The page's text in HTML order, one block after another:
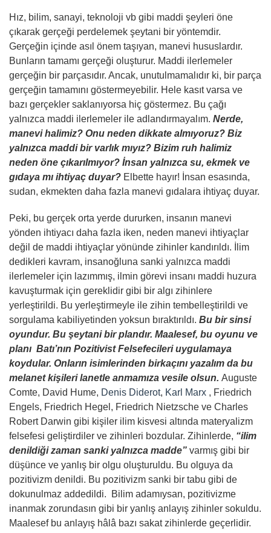
Hız, bilim, sanayi, teknoloji vb gibi maddi şeyleri öne
çıkarak gerçeği perdelemek şeytani bir yöntemdir.
Gerçeğin içinde asıl önem taşıyan, manevi hususlardır.
Bunların tamamı gerçeği oluşturur. Maddi ilerlemeler
gerçeğin bir parçasıdır. Ancak, unutulmamalıdır ki, bir parça
gerçeğin tamamını göstermeyebilir. Hele kasıt varsa ve
bazı gerçekler saklanıyorsa hiç göstermez. Bu çağı
yalnızca maddi ilerlemeler ile adlandırmayalım. Nerde,
manevi halimiz? Onu neden dikkate almıyoruz? Biz
yalnızca maddi bir varlık mıyız? Bizim ruh halimiz
neden öne çıkarılmıyor? İnsan yalnızca su, ekmek ve
gıdaya mı ihtiyaç duyar? Elbette hayır! İnsan esasında,
sudan, ekmekten daha fazla manevi gıdalara ihtiyaç duyar.
Peki, bu gerçek orta yerde dururken, insanın manevi
yönden ihtiyacı daha fazla iken, neden manevi ihtiyaçlar
değil de maddi ihtiyaçlar yönünde zihinler kandırıldı. İlim
dedikleri kavram, insanoğluna sanki yalnızca maddi
ilerlemeler için lazımmış, ilmin görevi insanı maddi huzura
kavuşturmak için gereklidir gibi bir algı zihinlere
yerleştirildi. Bu yerleştirmeyle ile zihin tembelleştirildi ve
sorgulama kabiliyetinden yoksun bıraktırıldı. Bu bir sinsi
oyundur. Bu şeytani bir plandır. Maalesef, bu oyunu ve
planı Batı’nın Pozitivist Felsefecileri uygulamaya
koydular. Onların isimlerinden birkaçını yazalım da bu
melanet kişileri lanetle anmamıza vesile olsun. Auguste
Comte, David Hume, Denis Diderot, Karl Marx , Friedrich
Engels, Friedrich Hegel, Friedrich Nietzsche ve Charles
Robert Darwin gibi kişiler ilim kisvesi altında materyalizm
felsefesi geliştirdiler ve zihinleri bozdular. Zihinlerde, “ilim
denildiği zaman sanki yalnızca madde” varmış gibi bir
düşünce ve yanlış bir olgu oluşturuldu. Bu olguya da
pozitivizm denildi. Bu pozitivizm sanki bir tabu gibi de
dokunulmaz addedildi. Bilim adamıysan, pozitivizme
inanmak zorundasın gibi bir yanlış anlayış zihinler sokuldu.
Maalesef bu anlayış hâlâ bazı sakat zihinlerde geçerlidir.